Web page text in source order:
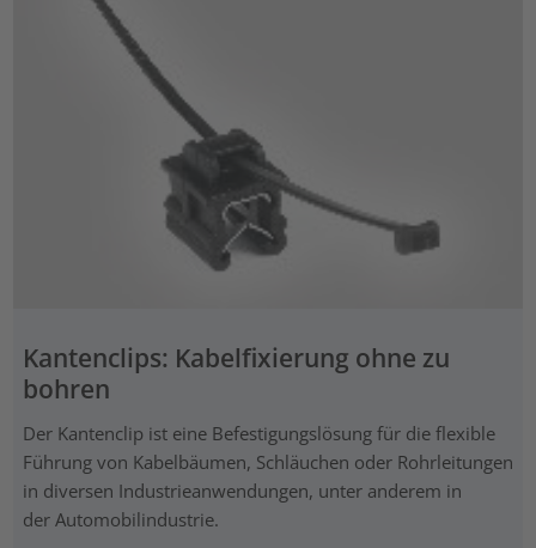
Kantenclips: Kabelfixierung ohne zu
bohren
Der Kantenclip ist eine Befestigungslösung für die flexible
Führung von Kabelbäumen, Schläuchen oder Rohrleitungen
in diversen Industrieanwendungen, unter anderem in
der Automobilindustrie.